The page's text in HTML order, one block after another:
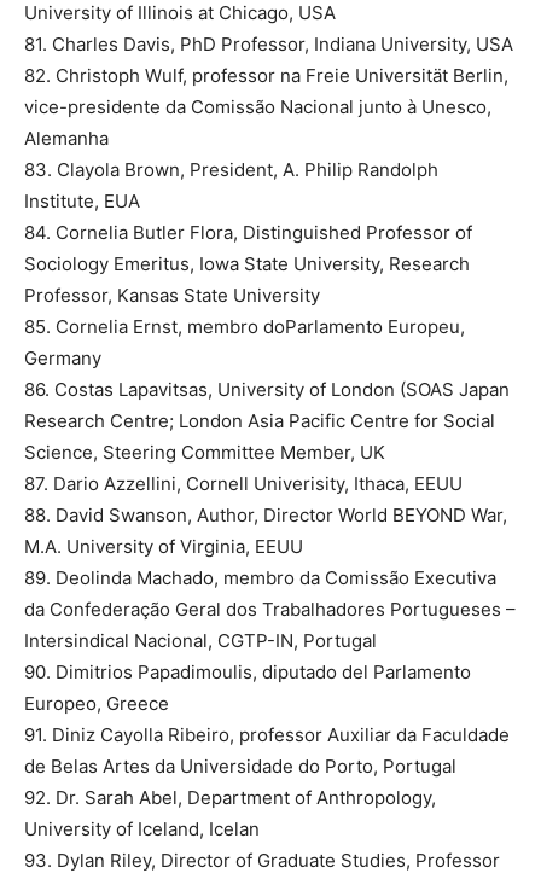
University of Illinois at Chicago, USA
81. Charles Davis, PhD Professor, Indiana University, USA
82. Christoph Wulf, professor na Freie Universität Berlin,
vice-presidente da Comissão Nacional junto à Unesco,
Alemanha
83. Clayola Brown, President, A. Philip Randolph
Institute, EUA
84. Cornelia Butler Flora, Distinguished Professor of
Sociology Emeritus, Iowa State University, Research
Professor, Kansas State University
85. Cornelia Ernst, membro doParlamento Europeu,
Germany
86. Costas Lapavitsas, University of London (SOAS Japan
Research Centre; London Asia Pacific Centre for Social
Science, Steering Committee Member, UK
87. Dario Azzellini, Cornell Univerisity, Ithaca, EEUU
88. David Swanson, Author, Director World BEYOND War,
M.A. University of Virginia, EEUU
89. Deolinda Machado, membro da Comissão Executiva
da Confederação Geral dos Trabalhadores Portugueses –
Intersindical Nacional, CGTP-IN, Portugal
90. Dimitrios Papadimoulis, diputado del Parlamento
Europeo, Greece
91. Diniz Cayolla Ribeiro, professor Auxiliar da Faculdade
de Belas Artes da Universidade do Porto, Portugal
92. Dr. Sarah Abel, Department of Anthropology,
University of Iceland, Icelan
93. Dylan Riley, Director of Graduate Studies, Professor